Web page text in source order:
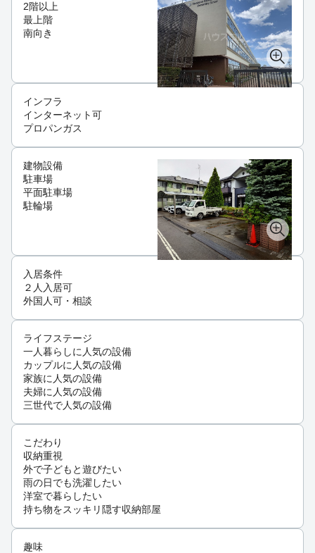
2階以上
最上階
南向き
インフラ
インターネット可
プロパンガス
建物設備
駐車場
平面駐車場
駐輪場
入居条件
２人入居可
外国人可・相談
ライフステージ
一人暮らしに人気の設備
カップルに人気の設備
家族に人気の設備
夫婦に人気の設備
三世代で人気の設備
こだわり
収納重視
外で子どもと遊びたい
雨の日でも洗濯したい
洋室で暮らしたい
持ち物をスッキリ隠す収納部屋
趣味